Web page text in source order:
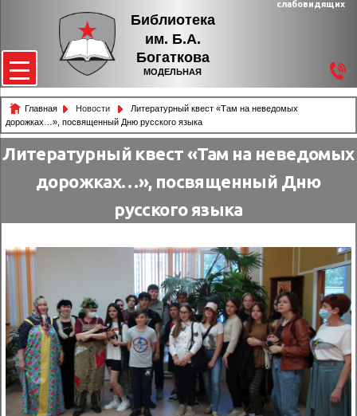
Библиотека
им. Б.А.
Богаткова
МОДЕЛЬНАЯ
слабовидящих
Главная Новости
Литературный квест «Там на неведомых
дорожках…», посвященный Дню русского языка
Литературный квест «Там на неведомых
дорожках…», посвященный Дню
русского языка